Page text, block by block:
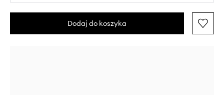
Dodaj do koszyka